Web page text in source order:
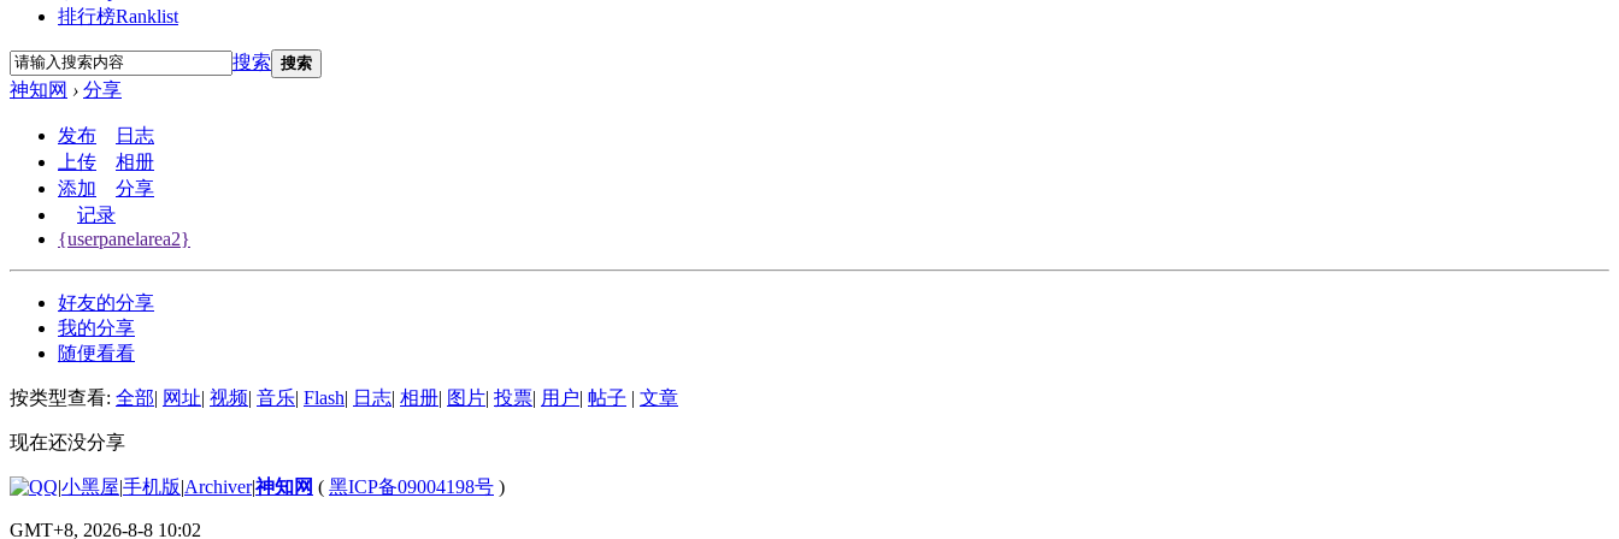
排行榜Ranklist
搜索 搜索
神知网 › 分享
发布
日志
上传
相册
添加
分享
记录
{userpanelarea2}
好友的分享
我的分享
随便看看
按类型查看: 全部| 网址| 视频| 音乐| Flash| 日志| 相册| 图片| 投票| 用户| 帖子 | 文章
现在还没分享
|小黑屋|手机版|Archiver|神知网 ( 黑ICP备09004198号 )
GMT+8, 2026-8-8 10:02